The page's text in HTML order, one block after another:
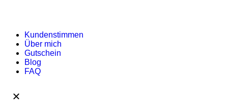
Kundenstimmen
Über mich
Gutschein
Blog
FAQ